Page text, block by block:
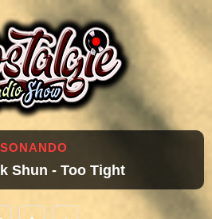
SONANDO
Shun - Too Tight